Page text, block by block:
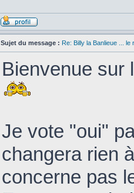
Sujet du message : Re: Billy la Banlieue ... le
Bienvenue sur
Je vote "oui"
changera rien
concerne pas